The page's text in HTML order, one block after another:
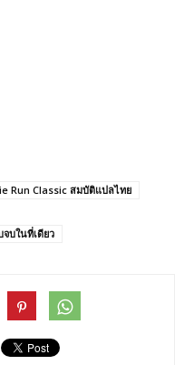
Run Classic สมบัติแปลไทย
บในที่เดียว